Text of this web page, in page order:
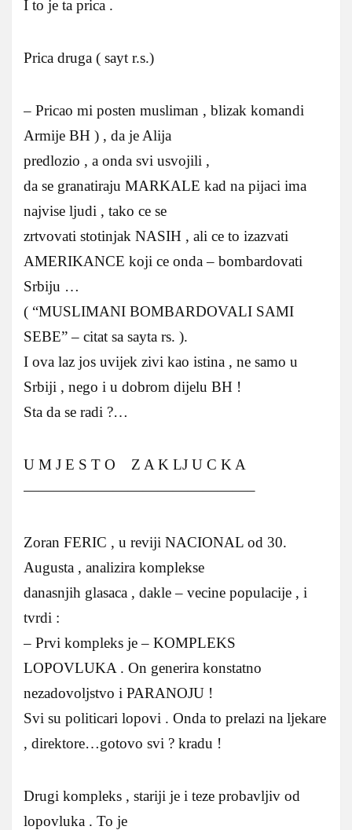
I to je ta prica .
Prica druga ( sayt r.s.)
– Pricao mi posten musliman , blizak komandi
Armije BH ) , da je Alija
predlozio , a onda svi usvojili ,
da se granatiraju MARKALE kad na pijaci ima
najvise ljudi , tako ce se
zrtvovati stotinjak NASIH , ali ce to izazvati
AMERIKANCE koji ce onda – bombardovati
Srbiju …
( “MUSLIMANI BOMBARDOVALI SAMI
SEBE” – citat sa sayta rs. ).
I ova laz jos uvijek zivi kao istina , ne samo u
Srbiji , nego i u dobrom dijelu BH !
Sta da se radi ?…
U M J E S T O Z A K LJ U C K A
———————————————–
Zoran FERIC , u reviji NACIONAL od 30.
Augusta , analizira komplekse
danasnjih glasaca , dakle – vecine populacije , i
tvrdi :
– Prvi kompleks je – KOMPLEKS
LOPOVLUKA . On generira konstatno
nezadovoljstvo i PARANOJU !
Svi su politicari lopovi . Onda to prelazi na ljekare
, direktore…gotovo svi ? kradu !
Drugi kompleks , stariji je i teze probavljiv od
lopovluka . To je